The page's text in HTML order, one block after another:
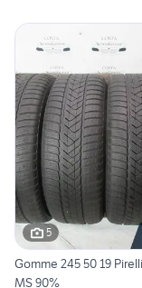
5
Gomme 245 50 19
MS 90%